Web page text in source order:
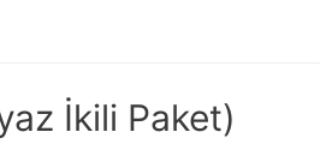
İkili Paket)